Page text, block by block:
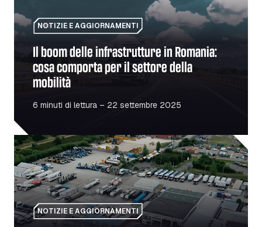
NOTIZIE E AGGIORNAMENTI
Il boom delle infrastrutture in Romania:
cosa comporta per il settore della
mobilità
6 minuti di lettura – 22 settembre 2025
Dietro le quinte di Formula Premier Truckstop: alla
NOTIZIE E AGGIORNAMENTI